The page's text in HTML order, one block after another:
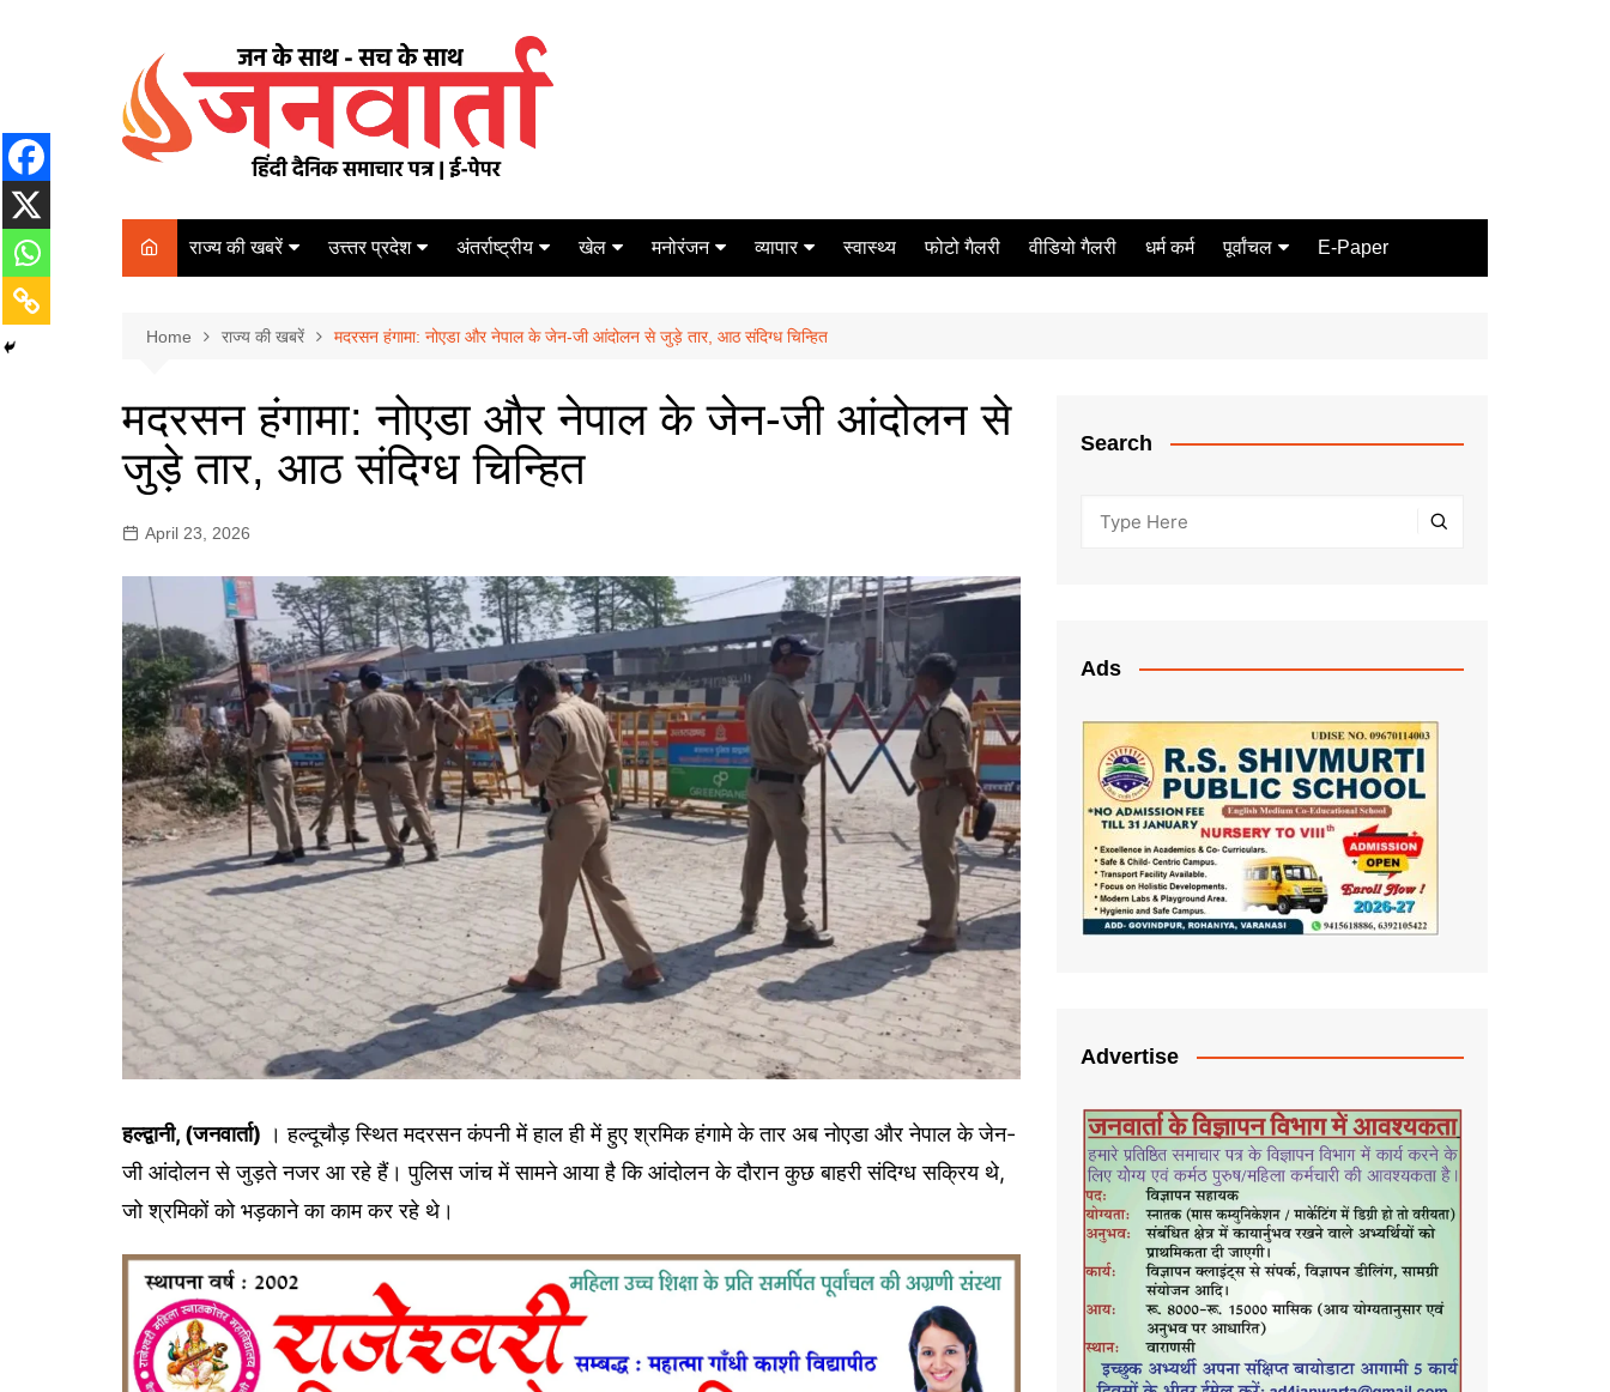
राज्य की खबरें
पटना
कोलकाता
नई दिल्ली
मुम्बई
उत्त्तर प्रदेश
कानपुर
आज़मगढ़
ग़ाज़ीपुर
लखनऊ
सोनभद्र
अंतर्राष्ट्रीय खेल
टेनिस
मनोरंजन
मिर्च मसाला
व्यापार
ऑटो मोबाइल
स्वास्थ्य फोटो गैलरी वीडियो गैलरी धर्म कर्म पूर्वांचल E-Paper
Home राज्य की खबरें मदरसन हंगामा: नोएडा और नेपाल के जेन-जी आंदोलन से जुड़े तार, आठ संदिग्ध चिन्हित
मदरसन हंगामा: नोएडा और नेपाल के जेन-जी आंदोलन से
जुड़े तार, आठ संदिग्ध चिन्हित
April 23, 2026
हल्द्वानी, (जनवार्ता) । हल्दूचौड़ स्थित मदरसन कंपनी में हाल ही में हुए श्रमिक हंगामे के तार अब नोएडा और नेपाल के जेन-
जी आंदोलन से जुड़ते नजर आ रहे हैं। पुलिस जांच में सामने आया है कि आंदोलन के दौरान कुछ बाहरी संदिग्ध सक्रिय थे,
जो श्रमिकों को भड़काने का काम कर रहे थे।
Search
Ads
Advertise